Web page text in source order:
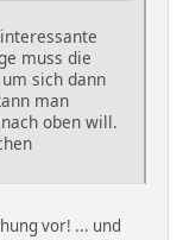
muss die
sich dann
man
oben will.
vor! ... und